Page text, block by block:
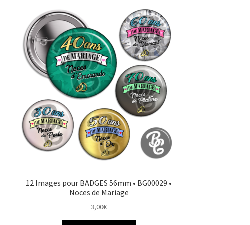
12 Images pour BADGES 56mm • BG00029 •
Noces de Mariage
3,00€